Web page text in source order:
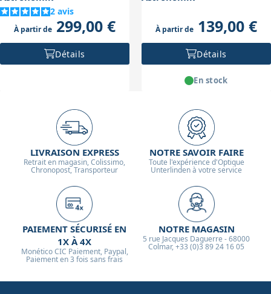
2 avis
À partir de 299,00 €
Détails
À partir de 139,00 €
Détails
En stock
LIVRAISON EXPRESS
Retrait en magasin, Colissimo,
Chronopost, Transporteur
NOTRE SAVOIR FAIRE
Toute l'expérience d'Optique
Unterlinden à votre service
PAIEMENT SÉCURISÉ EN
1X À 4X
Monético CIC Paiement, Paypal,
Paiement en 3 fois sans frais
NOTRE MAGASIN
5 rue Jacques Daguerre - 68000
Colmar, +33 (0)3 89 24 16 05